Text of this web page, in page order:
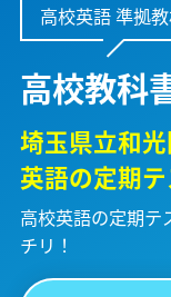
高校英語 準拠
高校教科
埼玉県立和
英語の定期
高校英語の定期テ
チリ！